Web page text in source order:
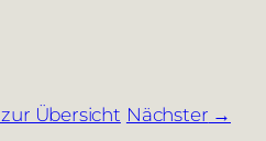
Übersicht Nächster